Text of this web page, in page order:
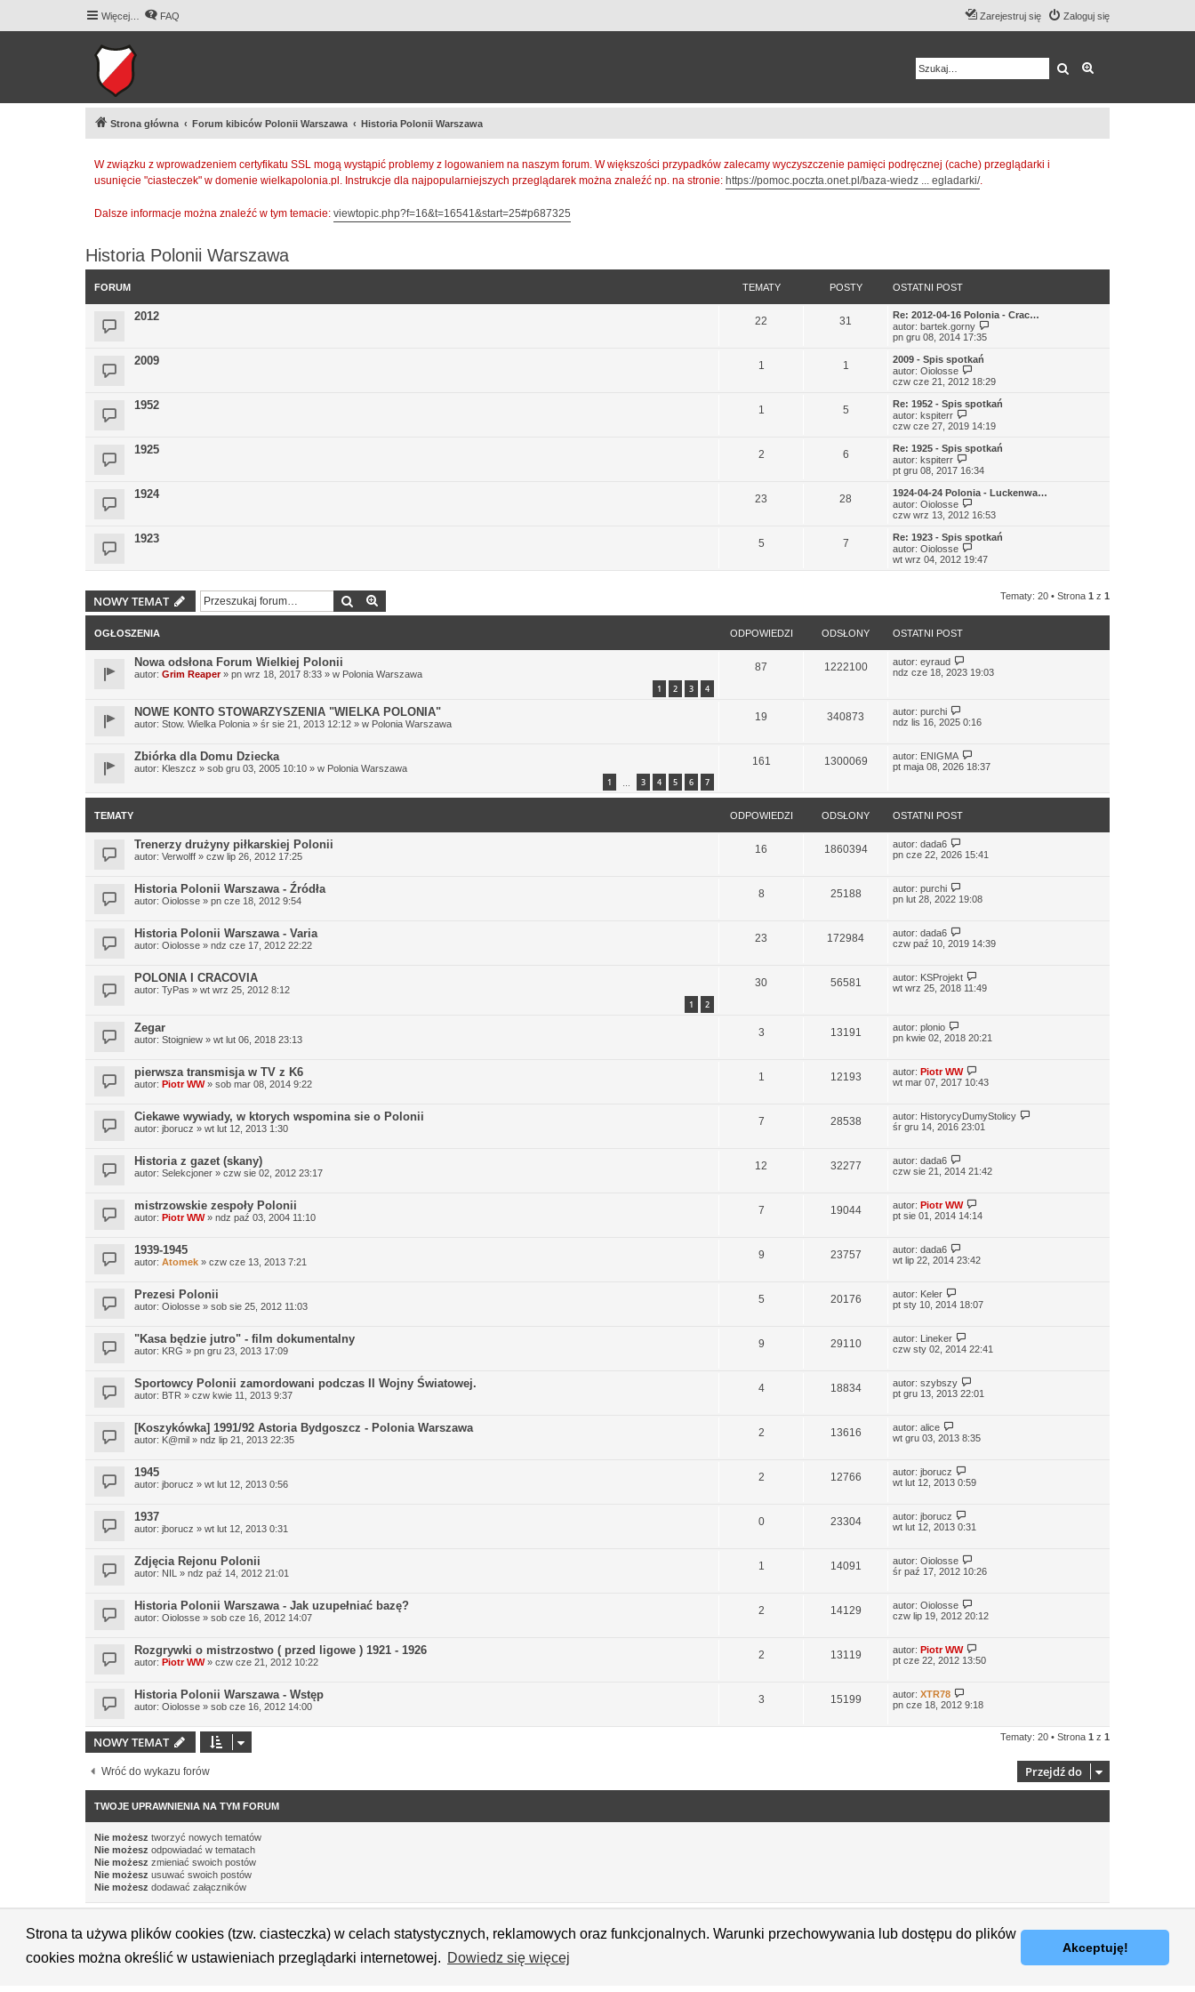
Strona ta używa plików cookies (tzw. ciasteczka) w celach statystycznych, reklamowych oraz funkcjonalnych. Warunki przechowywania lub dostępu do plików
cookies można określić w ustawieniach przeglądarki internetowej. Dowiedz się więcej
Akceptuję!
Więcej… FAQ Zaloguj się
Zarejestruj się
Szukaj
Strona główna Forum kibiców Polonii Warszawa Historia Polonii Warszawa
W związku z wprowadzeniem certyfikatu SSL mogą wystąpić problemy z logowaniem na naszym forum. W większości przypadków zalecamy wyczyszczenie pamięci podręcznej (cache) przeglądarki i
usunięcie "ciasteczek" w domenie wielkapolonia.pl. Instrukcje dla najpopularniejszych przeglądarek można znaleźć np. na stronie: https://pomoc.poczta.onet.pl/baza-wiedz ... egladarki/.
Dalsze informacje można znaleźć w tym temacie: viewtopic.php?f=16&t=16541&start=25#p687325
Historia Polonii Warszawa
FORUM TEMATY POSTY OSTATNI POST
2012 22 31
Re: 2012-04-16 Polonia - Crac…
autor: bartek.gorny
e
t
n
a
j
o
y
o
t
pn gru 08, 2014 17:35
2009 1 1
2009 - Spis spotkań
autor: Oiolosse
y
w
e
t
n
a
j
o
s
y
o
s
czw cze 21, 2012 18:29
1952 1 5
Re: 1952 - Spis spotkań
autor: kspiterr
y
w
i
e
t
n
a
j
o
w
s
z
s
czw cze 27, 2019 14:19
1925 2 6
Re: 1925 - Spis spotkań
autor: kspiterr
y
w
i
e
t
n
a
j
z
o
t
pt gru 08, 2017 16:34
1924 23 28
1924-04-24 Polonia - Luckenwa…
autor: Oiolosse
y
w
e
t
s
y
czw wrz 13, 2012 16:53
1923 5 7
Re: 1923 - Spis spotkań
autor: Oiolosse
y
j
o
y
p
wt wrz 04, 2012 19:47
NOWY TEMAT Szukaj Tematy: 20 • Strona 1 z 1
OGŁOSZENIA ODPOWIEDZI ODSŁONY OSTATNI POST
Nowa odsłona Forum Wielkiej Polonii
autor: Grim Reaper» pn wrz 18, 2017 8:33 » w Polonia Warszawa
1 2 3 4
87 1222100 autor: eyraud
ndz cze 18, 2023 19:03
NOWE KONTO STOWARZYSZENIA "WIELKA POLONIA"
autor: Stow. Wielka Polonia » śr sie 21, 2013 12:12 » w Polonia Warszawa
19 340873 autor: purchi
ndz lis 16, 2025 0:16
Zbiórka dla Domu Dziecka
autor: Kleszcz » sob gru 03, 2005 10:10 » w Polonia Warszawa
1 3 4 5 6 7
161 1300069 autor: ENIGMA
pt maja 08, 2026 18:37
TEMATY ODPOWIEDZI ODSŁONY OSTATNI POST
Trenerzy drużyny piłkarskiej Polonii
autor: Verwolff » czw lip 26, 2012 17:25
16 1860394 autor: dada6
pn cze 22, 2026 15:41
Historia Polonii Warszawa - Źródła
autor: Oiolosse » pn cze 18, 2012 9:54
8 25188 autor: purchi
pn lut 28, 2022 19:08
Historia Polonii Warszawa - Varia
autor: Oiolosse » ndz cze 17, 2012 22:22
23 172984 autor: dada6
czw paź 10, 2019 14:39
POLONIA I CRACOVIA
autor: TyPas » wt wrz 25, 2012 8:12
1 2
30 56581 autor: KSProjekt
wt wrz 25, 2018 11:49
Zegar
autor: Stoigniew » wt lut 06, 2018 23:13
3 13191 autor: plonio
pn kwie 02, 2018 20:21
pierwsza transmisja w TV z K6
autor: Piotr WW» sob mar 08, 2014 9:22
1 12193 autor: Piotr WW
wt mar 07, 2017 10:43
Ciekawe wywiady, w ktorych wspomina sie o Polonii
autor: jborucz » wt lut 12, 2013 1:30
7 28538 autor: HistorycyDumyStolicy
śr gru 14, 2016 23:01
Historia z gazet (skany)
autor: Selekcjoner » czw sie 02, 2012 23:17
12 32277 autor: dada6
czw sie 21, 2014 21:42
mistrzowskie zespoły Polonii
autor: Piotr WW» ndz paź 03, 2004 11:10
7 19044 autor: Piotr WW
pt sie 01, 2014 14:14
1939-1945
autor: Atomek » czw cze 13, 2013 7:21
9 23757 autor: dada6
wt lip 22, 2014 23:42
Prezesi Polonii
autor: Oiolosse » sob sie 25, 2012 11:03
5 20176 autor: Keler
pt sty 10, 2014 18:07
"Kasa będzie jutro" - film dokumentalny
autor: KRG » pn gru 23, 2013 17:09
9 29110 autor: Lineker
czw sty 02, 2014 22:41
Sportowcy Polonii zamordowani podczas II Wojny Światowej.
autor: BTR » czw kwie 11, 2013 9:37
4 18834 autor: szybszy
pt gru 13, 2013 22:01
[Koszykówka] 1991/92 Astoria Bydgoszcz - Polonia Warszawa
autor: K@mil » ndz lip 21, 2013 22:35
2 13616 autor: alice
wt gru 03, 2013 8:35
1945
autor: jborucz » wt lut 12, 2013 0:56
2 12766 autor: jborucz
wt lut 12, 2013 0:59
1937
autor: jborucz » wt lut 12, 2013 0:31
0 23304 autor: jborucz
wt lut 12, 2013 0:31
Zdjęcia Rejonu Polonii
autor: NIL » ndz paź 14, 2012 21:01
1 14091 autor: Oiolosse
śr paź 17, 2012 10:26
Historia Polonii Warszawa - Jak uzupełniać bazę?
autor: Oiolosse » sob cze 16, 2012 14:07
2 14129 autor: Oiolosse
czw lip 19, 2012 20:12
Rozgrywki o mistrzostwo ( przed ligowe ) 1921 - 1926
autor: Piotr WW» czw cze 21, 2012 10:22
2 13119 autor: Piotr WW
pt cze 22, 2012 13:50
Historia Polonii Warszawa - Wstęp
autor: Oiolosse » sob cze 16, 2012 14:00
3 15199 autor: XTR78
pn cze 18, 2012 9:18
NOWY TEMAT Tematy: 20 • Strona 1 z 1
Wróć do wykazu forów Przejdź do
TWOJE UPRAWNIENIA NA TYM FORUM
Nie możesz tworzyć nowych tematów
Nie możesz odpowiadać w tematach
Nie możesz zmieniać swoich postów
Nie możesz usuwać swoich postów
Nie możesz dodawać załączników
Technologię dostarcza phpBB® Forum Software © phpBB Limited